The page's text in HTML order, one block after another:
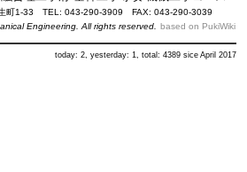
町1-33 TEL: 043-290-3909 FAX: 043-290-3039
Engineering. All rights reserved.
based on PukiWiki
today: 2, yesterday: 1, total: 4389 sice April 2017